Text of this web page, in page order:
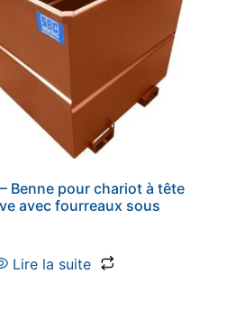
– Benne pour chariot à tête
avec fourreaux sous
Lire la suite